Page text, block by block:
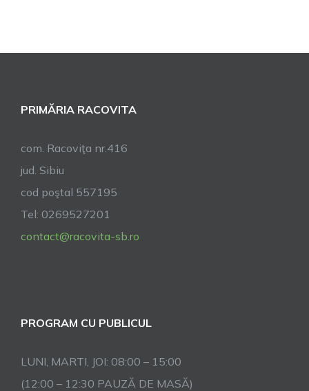
PRIMĂRIA RACOVITA
com. Racoviţa nr.416
jud. Sibiu
cod poştal 557195
Tel: 0269527201
contact@racovita-sb.ro
PROGRAM CU PUBLICUL
LUNI, MARTI, JOI: 08:00 – 15:00
(12:00 – 12:30 PAUZĂ DE MASĂ)